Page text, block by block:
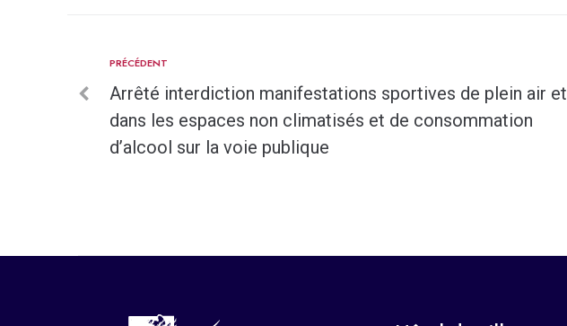
PRÉCÉDENT
Arrêté interdiction manifestations sportives de plein air et
dans les espaces non climatisés et de consommation
d’alcool sur la voie publique